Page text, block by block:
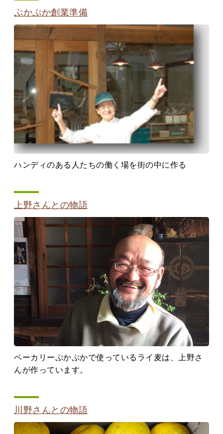
ぷかぷか創業準備
ハンディのある人たちの働く場を街の中に作る
上野さんとの物語
ベーカリーぷかぷかで使っているライ麦は、上野さ
んが作っています。
川野さんとの物語